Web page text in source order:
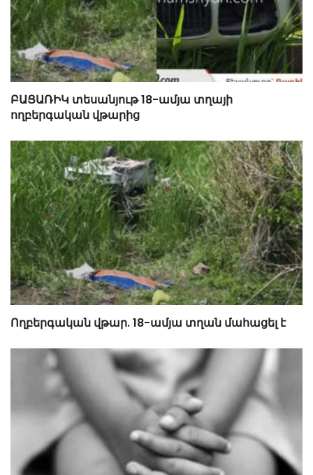
ԲԱՑԱՌԻԿ տեսանյութ 18-ամյա տղայի
ողբերգական վթարից
Ողբերգական վթար. 18-ամյա տղան մահացել է